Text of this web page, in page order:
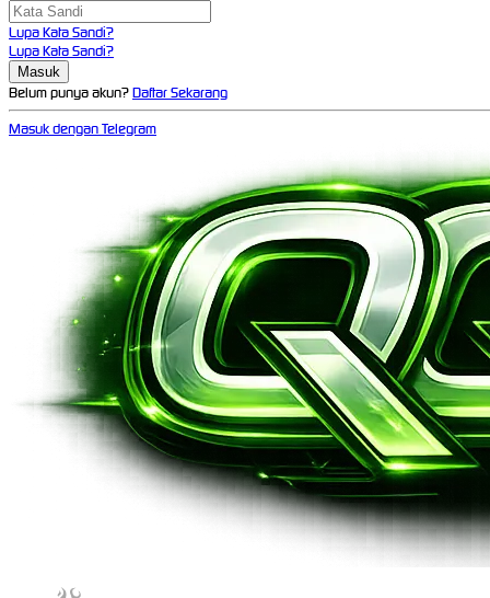
Lupa Kata Sandi?
Lupa Kata Sandi?
Belum punya akun?Daftar Sekarang
Masuk dengan Telegram